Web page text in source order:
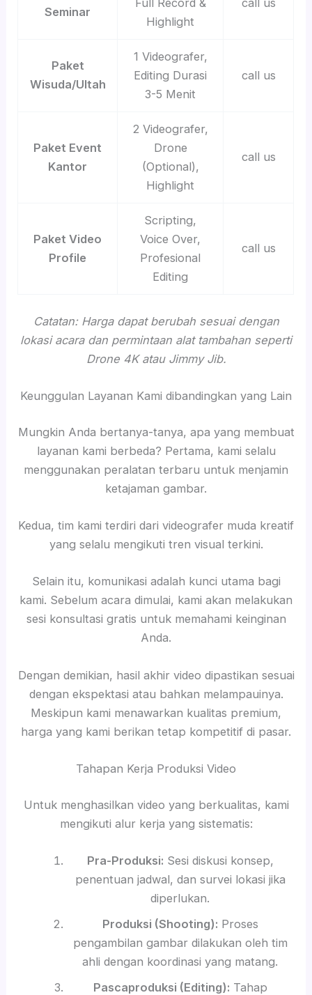
Seminar
Full Record &
Highlight
call us
Paket
Wisuda/Ultah
1 Videografer,
Editing Durasi
3-5 Menit
call us
Paket Event
Kantor
2 Videografer,
Drone
(Optional),
Highlight
call us
Paket Video
Profile
Scripting,
Voice Over,
Profesional
Editing
call us
Catatan: Harga dapat berubah sesuai dengan
lokasi acara dan permintaan alat tambahan seperti
Drone 4K atau Jimmy Jib.
Keunggulan Layanan Kami dibandingkan yang Lain
Mungkin Anda bertanya-tanya, apa yang membuat
layanan kami berbeda? Pertama, kami selalu
menggunakan peralatan terbaru untuk menjamin
ketajaman gambar.
Kedua, tim kami terdiri dari videografer muda kreatif
yang selalu mengikuti tren visual terkini.
Selain itu, komunikasi adalah kunci utama bagi
kami. Sebelum acara dimulai, kami akan melakukan
sesi konsultasi gratis untuk memahami keinginan
Anda.
Dengan demikian, hasil akhir video dipastikan sesuai
dengan ekspektasi atau bahkan melampauinya.
Meskipun kami menawarkan kualitas premium,
harga yang kami berikan tetap kompetitif di pasar.
Tahapan Kerja Produksi Video
Untuk menghasilkan video yang berkualitas, kami
mengikuti alur kerja yang sistematis:
Pra-Produksi: Sesi diskusi konsep,
penentuan jadwal, dan survei lokasi jika
diperlukan.
Produksi (Shooting): Proses
pengambilan gambar dilakukan oleh tim
ahli dengan koordinasi yang matang.
Pascaproduksi (Editing): Tahap